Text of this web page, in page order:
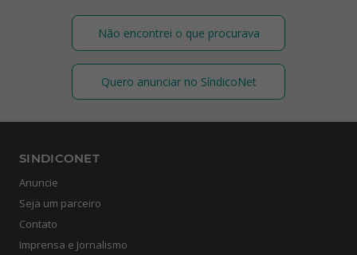
Não encontrei o que procurava
Quero anunciar no SíndicoNet
SINDICONET
Anuncie
Seja um parceiro
Contato
Imprensa e Jornalismo